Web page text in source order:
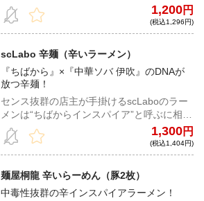
ちストレート麺。しっとりと肉々しい豚は
食べ応え抜群。これぞハイパーな進化を遂
げたF系の神髄！
1,200円
(税込1,296円)
scLabo 辛麺（辛いラーメン）
『ちばから』×『中華ソバ 伊吹』のDNAが
放つ辛麺！
センス抜群の店主が手掛けるscLaboのラー
メンは“ちばからインスパイア”と呼ぶに相応
しい。豚の旨味を最高密度で閉じ込めたド
乳化スープにラー油の辛味が加わり、旨辛
の真骨頂。そこにもっちりとしたコシのあ
みが詰まった豚が満足度を究極まで高め
る。
1,300円
(税込1,404円)
麺屋桐龍 辛いらーめん（豚2枚）
中毒性抜群の辛インスパイアラーメン！